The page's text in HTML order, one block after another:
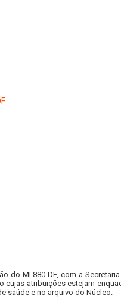
do MI 880-DF, com a
atribuições estejam
saúde e no arquivo do Núcleo.